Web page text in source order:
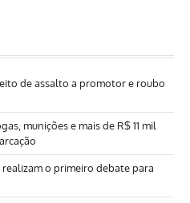
de assalto a promotor e roubo
munições e mais de R$ 11 mil
o primeiro debate para